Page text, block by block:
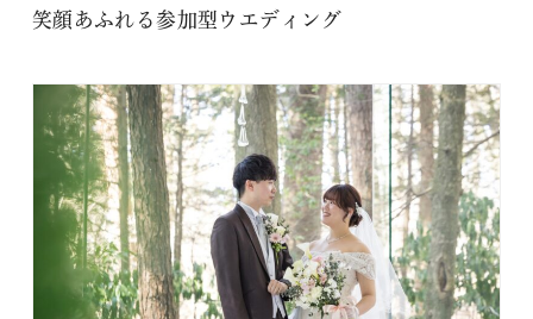
笑顔あふれる参加型ウエディング